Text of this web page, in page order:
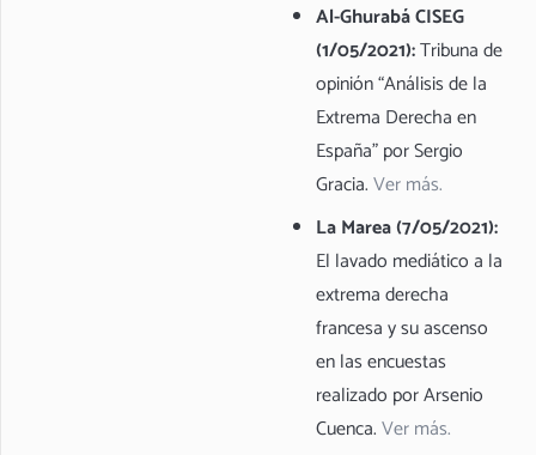
Al-Ghurabá CISEG
(1/05/2021):Tribuna de
opinión “Análisis de la
Extrema Derecha en
España” por Sergio
Gracia.Ver más.
La Marea (7/05/2021):
El lavado mediático a la
extrema derecha
francesa y su ascenso
en las encuestas
realizado por Arsenio
Cuenca.Ver más.